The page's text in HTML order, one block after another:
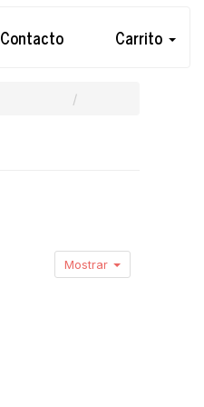
Contacto Carrito
Mostrar